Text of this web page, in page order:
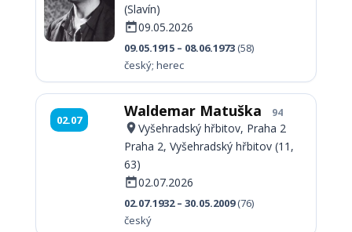
(Slavín)
09.05.2026
09.05.1915 – 08.06.1973 (58)
český; herec
02.07 Waldemar Matuška 94
Vyšehradský hřbitov, Praha 2
Praha 2, Vyšehradský hřbitov (11,
63)
02.07.2026
02.07.1932 – 30.05.2009(76)
český